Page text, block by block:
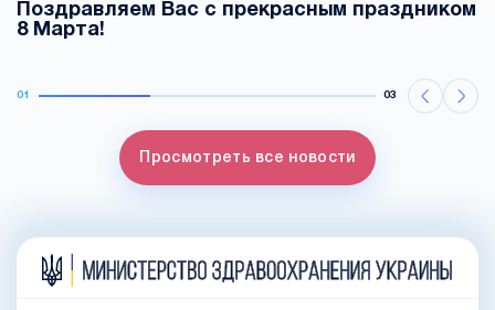
Поздравляем Вас с прекрасным праздником
8 Марта!
01 03
Просмотреть все новости